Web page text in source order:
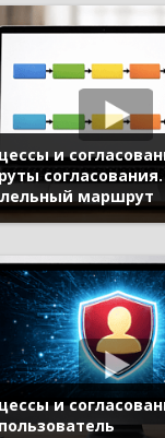
и
согласования.
маршрут
и